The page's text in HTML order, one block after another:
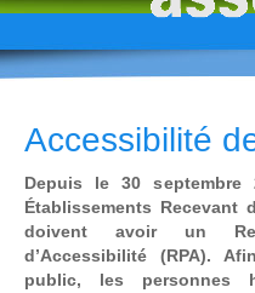
Accessibilité
Depuis le 30 septembre
Établissements Recevant
doivent avoir un
d’Accessibilité (RPA).
public, les personnes